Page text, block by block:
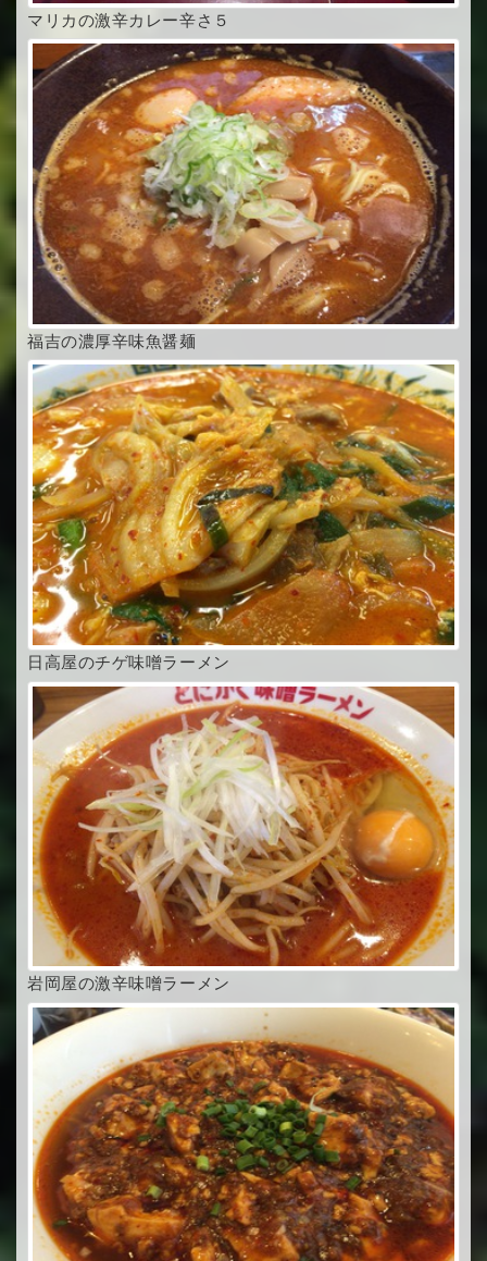
マリカの激辛カレー辛さ５
福吉の濃厚辛味魚醤麺
日高屋のチゲ味噌ラーメン
岩岡屋の激辛味噌ラーメン